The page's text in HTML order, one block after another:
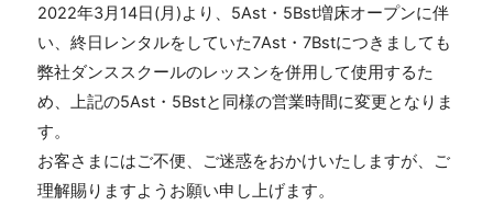
2022年3月14日(月)より、5Ast・5Bst増床オープンに伴
い、終日レンタルをしていた7Ast・7Bstにつきましても
弊社ダンススクールのレッスンを併用して使用するた
め、上記の5Ast・5Bstと同様の営業時間に変更となりま
す。
お客さまにはご不便、ご迷惑をおかけいたしますが、ご
理解賜りますようお願い申し上げます。